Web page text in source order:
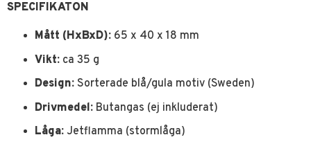
SPECIFIKATON
Mått (HxBxD): 65 x 40 x 18 mm
Vikt: ca 35 g
Design: Sorterade blå/gula motiv (Sweden)
Drivmedel: Butangas (ej inkluderat)
Låga: Jetflamma (stormlåga)